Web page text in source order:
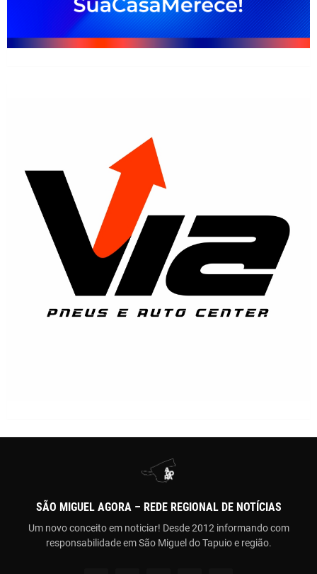
SÃO MIGUEL AGORA – REDE REGIONAL DE NOTÍCIAS
Um novo conceito em noticiar! Desde 2012 informando com
responsabilidade em São Miguel do Tapuio e região.